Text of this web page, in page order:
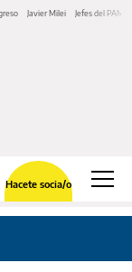
Javier Milei Jefes del PAMI
Hacete socia/o